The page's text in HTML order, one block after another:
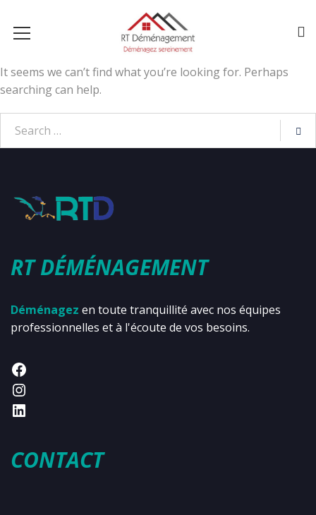
It seems we can’t find what you’re looking for. Perhaps
searching can help.
RT DÉMÉNAGEMENT
Déménagez en toute tranquillité avec nos équipes
professionnelles et à l'écoute de vos besoins.
CONTACT